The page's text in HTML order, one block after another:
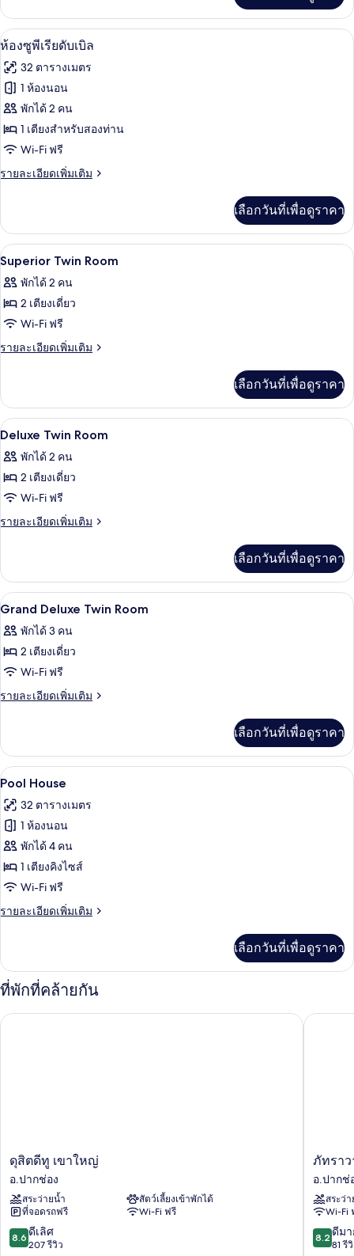
เกี่ยว
กับ
Grand
Deluxe
Double
Room
เปิด
ภาพถ่าย
ทั้งหมด
ของ
ห้อง
ซู
พี
บเบิล
ห้องซูพีเรียดับเบิล | เครื่องนอนระดับ
13
ห้องซูพีเรียดับเบิล
32 ตารางเมตร
1 ห้องนอน
พักได้ 2 คน
1 เตียงสำหรับสองท่าน
Wi-Fi ฟรี
รายละเอียดเพิ่มเติม
ราย
เกี่ยว
กับ
ห้อง
พี
เรียดั
เลือกวันที่เพื่อดูราคา
เปิด
ภาพถ่าย
ทั้งหมด
ของ
Superior
เครื่องนอนระดับพรีเมียม, ผ้านวมขนเ
7
Superior Twin Room
พักได้ 2 คน
2 เตียงเดี่ยว
Wi-Fi ฟรี
รายละเอียดเพิ่มเติม
ราย
เกี่ยว
กับ
Superior
Room
เลือกวันที่เพื่อดูราคา
เปิด
ภาพถ่าย
ทั้งหมด
ของ
Deluxe
เครื่องนอนระดับพรีเมียม, ผ้านวมขนเ
11
Deluxe Twin Room
พักได้ 2 คน
2 เตียงเดี่ยว
Wi-Fi ฟรี
รายละเอียดเพิ่มเติม
ราย
เกี่ยว
กับ
Deluxe
Room
เลือกวันที่เพื่อดูราคา
เปิด
ภาพถ่าย
ทั้งหมด
ของ
Grand
Room
เครื่องนอนระดับพรีเมียม, ผ้านวมขนเ
10
Grand Deluxe Twin Room
พักได้ 3 คน
2 เตียงเดี่ยว
Wi-Fi ฟรี
รายละเอียดเพิ่มเติม
ราย
เกี่ยว
กับ
Grand
Twin
Room
เลือกวันที่เพื่อดูราคา
เปิด
ภาพถ่าย
ทั้งหมด
ของ
Pool
House
Pool House | เครื่องนอนระดับพรีเมี
7
Pool House
32 ตารางเมตร
1 ห้องนอน
พักได้ 4 คน
1 เตียงคิงไซส์
Wi-Fi ฟรี
รายละเอียดเพิ่มเติม
ราย
เกี่ยว
กับ
Pool
เลือกวันที่เพื่อดูราคา
ที่พักที่คล้ายกัน
ดุสิต
ดีทู
เขา
ใหญ่
อ.ปากช่อง
ดุสิตดีทู เขาใหญ่
อ.ปากช่อง
สระว่ายน้ำ
สัตว์เลี้ยงเข้าพักได้
ที่จอดรถฟรี
Wi-Fi ฟรี
8.6
จาก
8.6 ดีเลิศ
207 รีวิว
ดุสิตดีทู เขาใหญ่
ภัทร
วานา
รีสอร์ท
อ.ปากช่
ภัทรา
อ.ปากช่
สระว่
Wi-Fi
8.2
จาก
8.2 ดีม
81 รี
ภัทราวา